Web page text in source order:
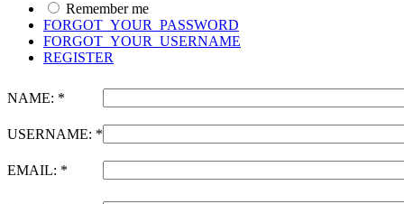
Remember me
FORGOT_YOUR_PASSWORD
FORGOT_YOUR_USERNAME
REGISTER
NAME: *
USERNAME: *
EMAIL: *